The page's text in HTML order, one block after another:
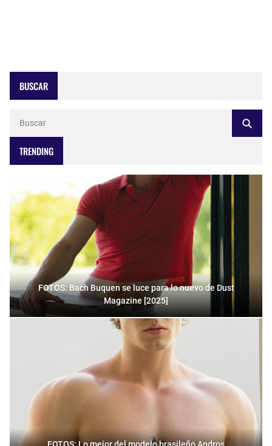
BUSCAR
TRENDING
FOTOS: Bach Buquen se luce para lo nuevo de Dust
Magazine [2025]